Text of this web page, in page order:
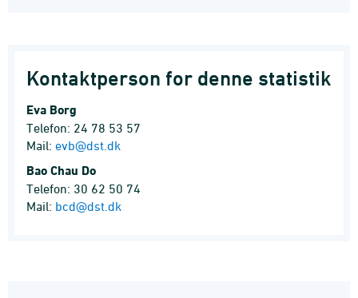
Kontaktperson for denne statistik
Eva Borg
Telefon: 24 78 53 57
Mail: evb@dst.dk
Bao Chau Do
Telefon: 30 62 50 74
Mail: bcd@dst.dk